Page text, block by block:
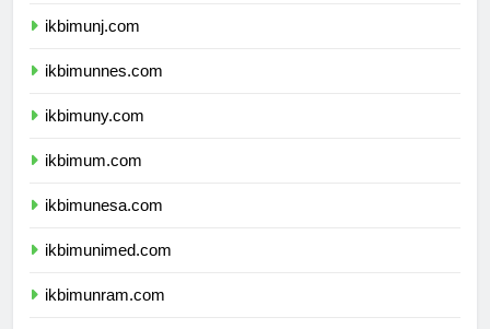
ikbimunj.com
ikbimunnes.com
ikbimuny.com
ikbimum.com
ikbimunesa.com
ikbimunimed.com
ikbimunram.com